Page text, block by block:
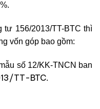
156/2013/TT-BTC thì
vốn góp bao gồm:
số 12/KK-TNCN ban
TT-BTC.